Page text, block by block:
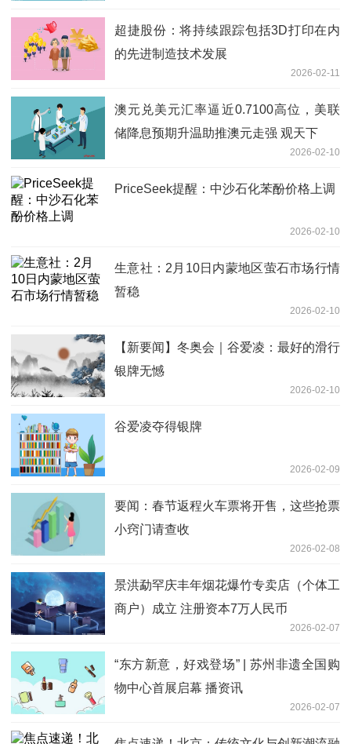
超捷股份：将持续跟踪包括3D打印在内
的先进制造技术发展
2026-02-11
澳元兑美元汇率逼近0.7100高位，美联
储降息预期升温助推澳元走强 观天下
2026-02-10
PriceSeek提醒：中沙石化苯酚价格上调
2026-02-10
生意社：2月10日内蒙地区萤石市场行情
暂稳
2026-02-10
【新要闻】冬奥会｜谷爱凌：最好的滑行
银牌无憾
2026-02-10
谷爱凌夺得银牌
2026-02-09
要闻：春节返程火车票将开售，这些抢票
小窍门请查收
2026-02-08
景洪勐罕庆丰年烟花爆竹专卖店（个体工
商户）成立 注册资本7万人民币
2026-02-07
“东方新意，好戏登场” | 苏州非遗全国购
物中心首展启幕 播资讯
2026-02-07